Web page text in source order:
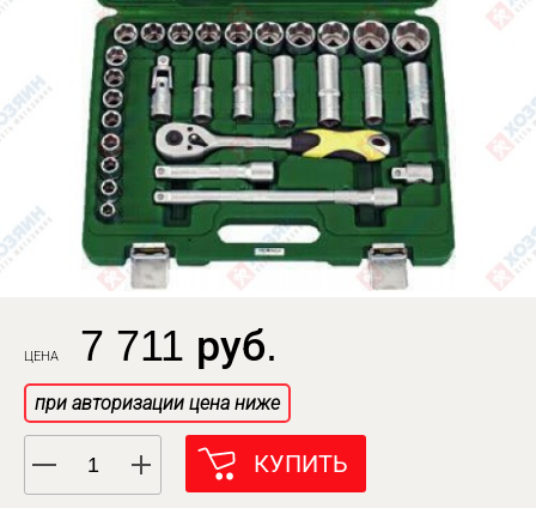
ЦЕНА 7 711 руб.
при авторизации цена ниже
КУПИТЬ